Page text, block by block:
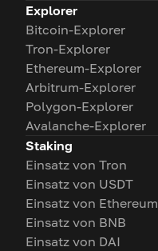
Explorer
Bitcoin-Explorer
Tron-Explorer
Ethereum-Explorer
Arbitrum-Explorer
Polygon-Explorer
Avalanche-Explorer
Staking
Einsatz von Tron
Einsatz von USDT
Einsatz von Ethereum
Einsatz von BNB
Einsatz von DAI